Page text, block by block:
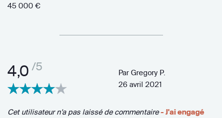
45 000 €
4,0 /5 Par Gregory P.
26 avril 2021
Cet utilisateur n'a pas laissé de commentaire - J'ai engagé